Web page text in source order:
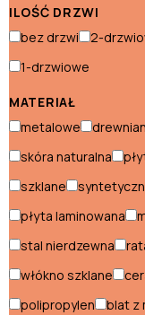
Akcesoria
Donice
Dywany
Piecyki
ILOŚĆ DRZWI
bez drzwi
2-
1-drzwiowe
MATERIAŁ
metalowe
skóra naturalna
szklane
płyta laminowana
stal nierdzewna
włókno szklane
polipropylen
blat z